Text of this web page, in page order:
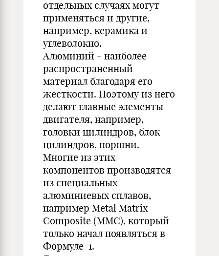
отдельных случаях могут
применяться и другие,
например, керамика и
углеволокно.
Алюминий - наиболее
распространенный
материал благодаря его
жесткости. Поэтому из него
делают главные элементы
двигателя, например,
головки цилиндров, блок
цилиндров, поршни.
Многие из этих
компонентов производятся
из специальных
алюминиевых сплавов,
например Metal Matrix
Composite (MMC), который
только начал появляться в
Формуле-1.